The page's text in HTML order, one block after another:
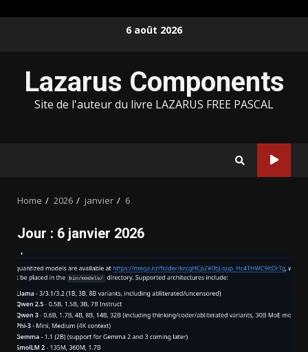
6 août 2026
Lazarus Components
Site de l'auteur du livre LAZARUS FREE PASCAL
Home 2026 janvier 6
Jour : 6 janvier 2026